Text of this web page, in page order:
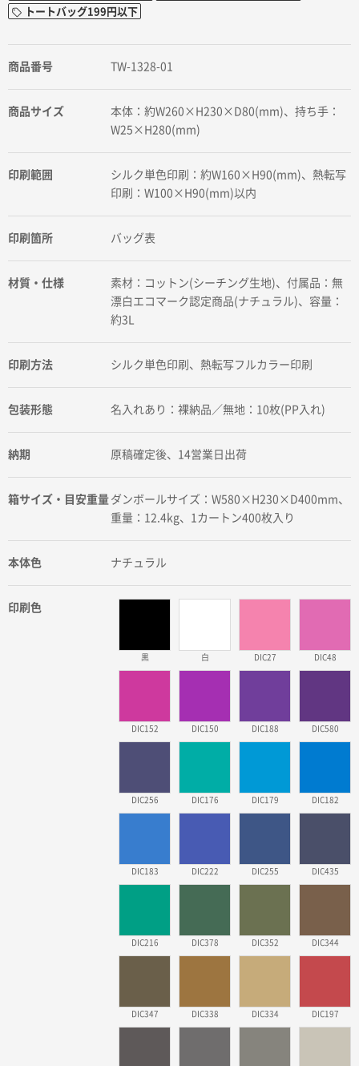
トートバッグ199円以下
商品番号 TW-1328-01
商品サイズ
本体：約W260×H230×D80(mm)、持ち手：
W25×H280(mm)
印刷範囲
シルク単色印刷：約W160×H90(mm)、熱転写
印刷：W100×H90(mm)以内
印刷箇所 バッグ表
材質・仕様
素材：コットン(シーチング生地)、付属品：無
漂白エコマーク認定商品(ナチュラル)、容量：
約3L
印刷方法 シルク単色印刷、熱転写フルカラー印刷
包装形態 名入れあり：裸納品／無地：10枚(PP入れ)
納期 原稿確定後、14営業日出荷
箱サイズ・目安重量 ダンボールサイズ：W580×H230×D400mm、
重量：12.4kg、1カートン400枚入り
本体色 ナチュラル
印刷色
黒 白 DIC27 DIC48
DIC152 DIC150 DIC188 DIC580
DIC256 DIC176 DIC179 DIC182
DIC183 DIC222 DIC255 DIC435
DIC216 DIC378 DIC352 DIC344
DIC347 DIC338 DIC334 DIC197